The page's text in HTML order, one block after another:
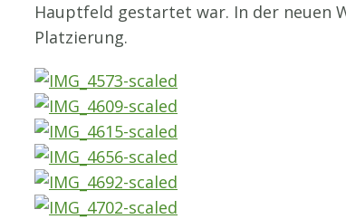
Hauptfeld gestartet war. In der neuen
Platzierung.